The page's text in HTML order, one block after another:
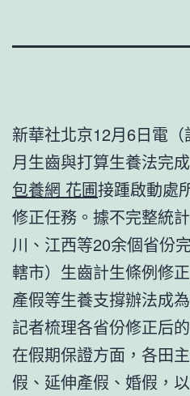
新華社北京12月6日電
月生齒與打算生養法完
包養網 花圃接踵啟動處
修正任務。據不完整統
川、江西等20余個省份
轄市）生齒計生條例修
產假等生養支撐辦法成
記者梳理各省份修正后
在假期保證方面，各田
假、延伸產假、婚假，